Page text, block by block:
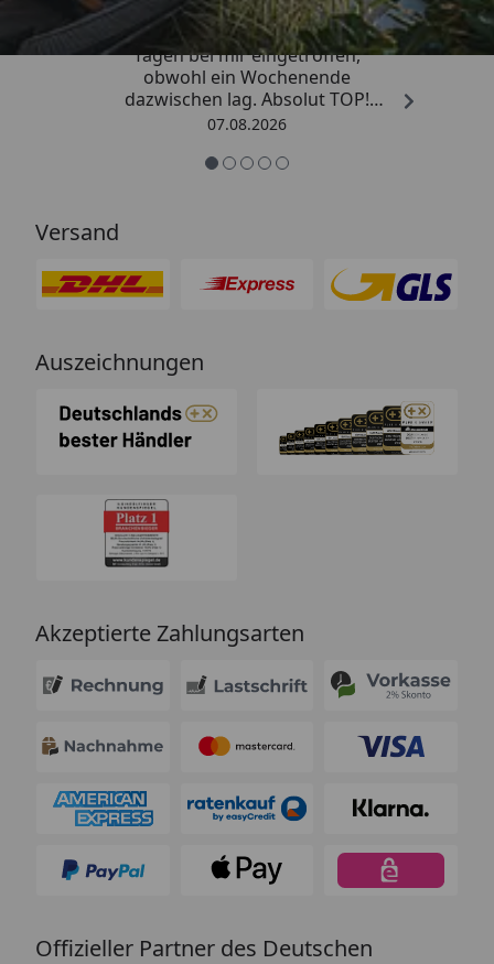
„Die Bestellung ist innerhalb von 4
Tagen bei mir eingetroffen,
obwohl ein Wochenende
dazwischen lag. Absolut TOP!
Sicherlich nicht die letzte
so.“
07.08.2026
Versand
Auszeichnungen
Akzeptierte Zahlungsarten
Offizieller Partner des Deutschen